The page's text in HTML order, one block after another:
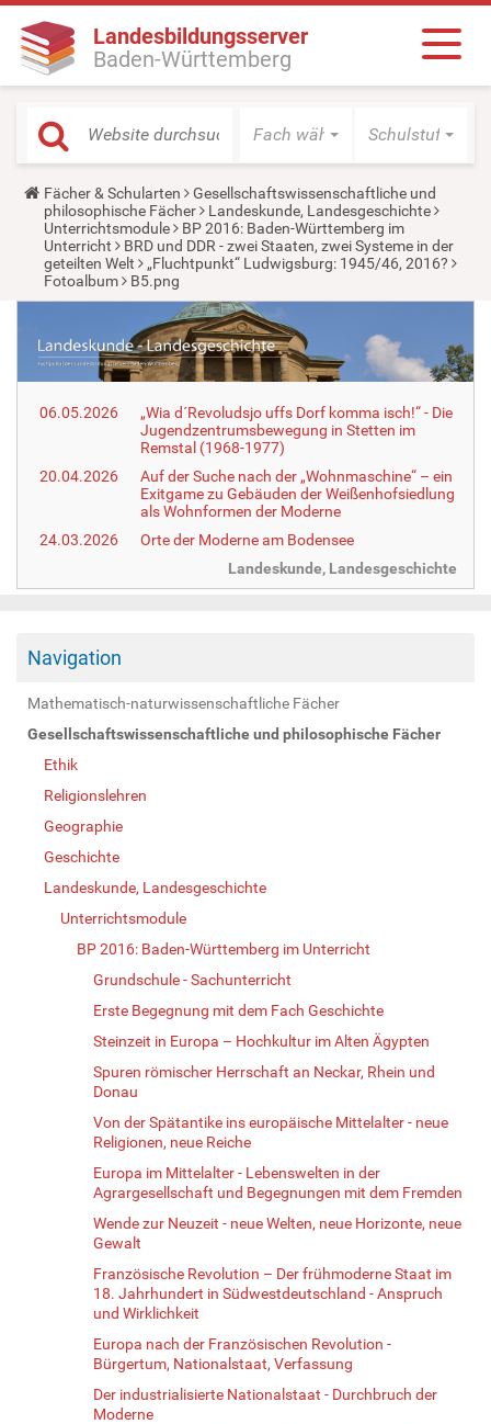
Landesbildungsserver
Baden-Württemberg
Fach wählen Schulstufe
Y
o
u
a
r
e
h
e
:
Fächer & Schularten
Gesellschaftswissenschaftliche und
philosophische Fächer
Landeskunde, Landesgeschichte
Unterrichtsmodule
BP 2016: Baden-Württemberg im
Unterricht
BRD und DDR - zwei Staaten, zwei Systeme in der
geteilten Welt
„Fluchtpunkt“ Ludwigsburg: 1945/46, 2016?
Fotoalbum
B5.png
06.05.2026
„Wia d´Revoludsjo uffs Dorf komma isch!“ - Die
Jugendzentrumsbewegung in Stetten im
Remstal (1968-1977)
20.04.2026
Auf der Suche nach der „Wohnmaschine“ – ein
Exitgame zu Gebäuden der Weißenhofsiedlung
als Wohnformen der Moderne
24.03.2026
Orte der Moderne am Bodensee
Landeskunde, Landesgeschichte
Navigation
Mathematisch-naturwissenschaftliche Fächer
Gesellschaftswissenschaftliche und philosophische Fächer
Ethik
Religionslehren
Geographie
Geschichte
Landeskunde, Landesgeschichte
Unterrichtsmodule
BP 2016: Baden-Württemberg im Unterricht
Grundschule - Sachunterricht
Erste Begegnung mit dem Fach Geschichte
Steinzeit in Europa – Hochkultur im Alten Ägypten
Spuren römischer Herrschaft an Neckar, Rhein und
Donau
Von der Spätantike ins europäische Mittelalter - neue
Religionen, neue Reiche
Europa im Mittelalter - Lebenswelten in der
Agrargesellschaft und Begegnungen mit dem Fremden
Wende zur Neuzeit - neue Welten, neue Horizonte, neue
Gewalt
Französische Revolution – Der frühmoderne Staat im
18. Jahrhundert in Südwestdeutschland - Anspruch
und Wirklichkeit
Europa nach der Französischen Revolution -
Bürgertum, Nationalstaat, Verfassung
Der industrialisierte Nationalstaat - Durchbruch der
Moderne